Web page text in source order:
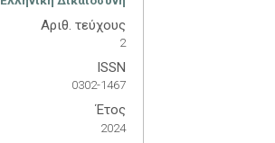
Αριθ. τεύχους
2
ISSN
0302-1467
Έτος
2024